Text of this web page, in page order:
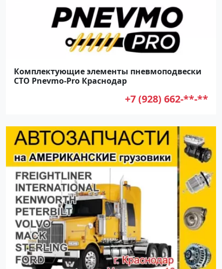
Комплектующие элементы пневмоподвески
СТО Pnevmo-Pro Краснодар
+7 (928) 662-**-**